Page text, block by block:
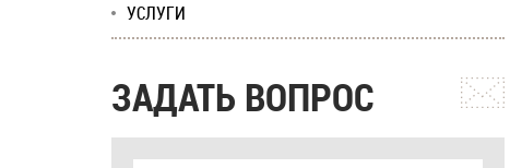
УСЛУГИ
ЗАДАТЬ ВОПРОС